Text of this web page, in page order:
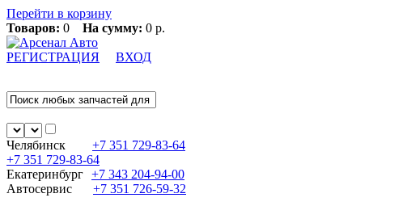
Перейти в корзину
Товаров: 0 На сумму: 0 р.
РЕГИСТРАЦИЯ ВХОД
Челябинск +7 351 729-83-64
+7 351 729-83-64
Екатеринбург +7 343 204-94-00
Автосервис
+7 351 726-59-32